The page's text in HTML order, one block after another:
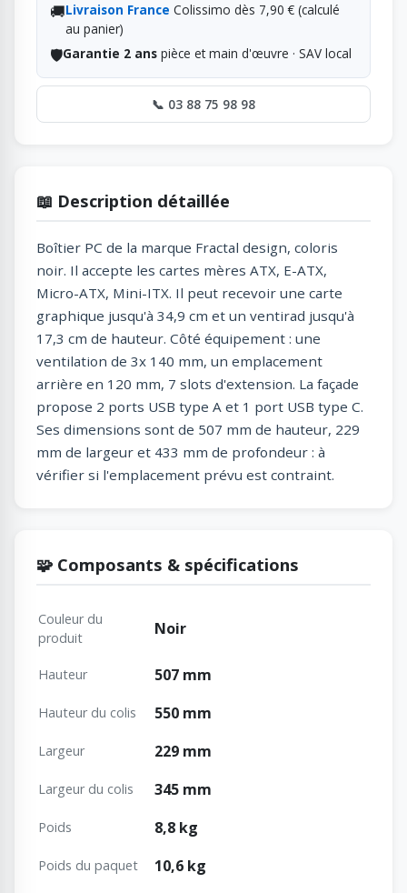
🚚Livraison France Colissimo dès 7,90 € (calculé
au panier)
🛡️Garantie 2 anspièce et main d'œuvre · SAV local
📞 03 88 75 98 98
📖 Description détaillée
Boîtier PC de la marque Fractal design, coloris
noir. Il accepte les cartes mères ATX, E-ATX,
Micro-ATX, Mini-ITX. Il peut recevoir une carte
graphique jusqu'à 34,9 cm et un ventirad jusqu'à
17,3 cm de hauteur. Côté équipement : une
ventilation de 3x 140 mm, un emplacement
arrière en 120 mm, 7 slots d'extension. La façade
propose 2 ports USB type A et 1 port USB type C.
Ses dimensions sont de 507 mm de hauteur, 229
mm de largeur et 433 mm de profondeur : à
vérifier si l'emplacement prévu est contraint.
🧩 Composants & spécifications
Couleur du
produit
Noir
Hauteur 507 mm
Hauteur du colis 550 mm
Largeur 229 mm
Largeur du colis 345 mm
Poids 8,8 kg
Poids du paquet 10,6 kg